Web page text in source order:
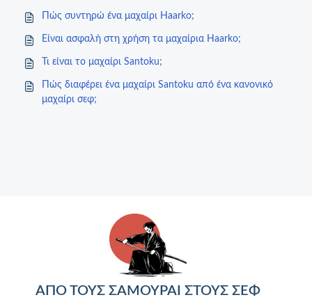
Πώς συντηρώ ένα μαχαίρι Haarko;
Είναι ασφαλή στη χρήση τα μαχαίρια Haarko;
Τι είναι το μαχαίρι Santoku;
Πώς διαφέρει ένα μαχαίρι Santoku από ένα κανονικό
μαχαίρι σεφ;
ΑΠΟ ΤΟΥΣ ΣΑΜΟΥΡΑΙ ΣΤΟΥΣ ΣΕΦ